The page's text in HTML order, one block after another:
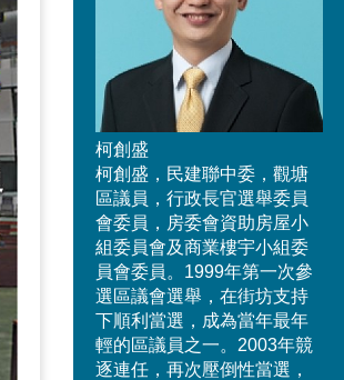
柯創盛
柯創盛，民建聯中委，觀塘
區議員，行政長官選舉委員
會委員，房委會資助房屋小
組委員會及商業樓宇小組委
員會委員。1999年第一次參
選區議會選舉，在街坊支持
下順利當選，成為當年最年
輕的區議員之一。2003年競
逐連任，再次壓倒性當選，